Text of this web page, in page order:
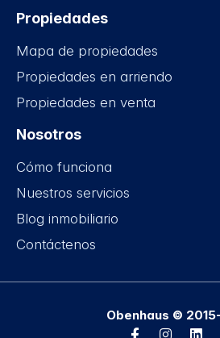
Propiedades
Mapa de propiedades
Propiedades en arriendo
Propiedades en venta
Nosotros
Cómo funciona
Nuestros servicios
Blog inmobiliario
Contáctenos
Obenhaus ©